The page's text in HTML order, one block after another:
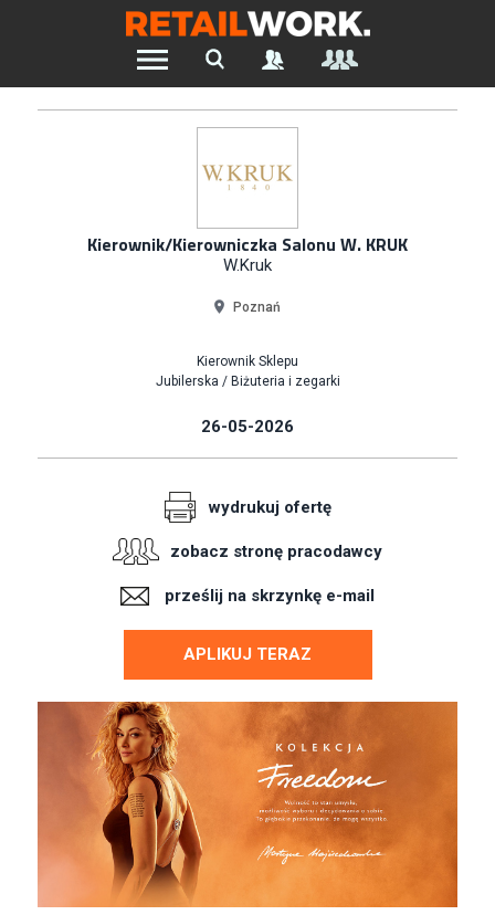
Znajdź pracę w branży Retail &
Ecommerce
Chcesz być na bieżąco z najnowszymi ofertami w branży.
Kierownik/Kierowniczka Salonu W. KRUK
W.Kruk
Poznań
Kierownik Sklepu
Jubilerska / Biżuteria i zegarki
26-05-2026
wydrukuj ofertę
zobacz stronę pracodawcy
prześlij na skrzynkę e-mail
APLIKUJ TERAZ